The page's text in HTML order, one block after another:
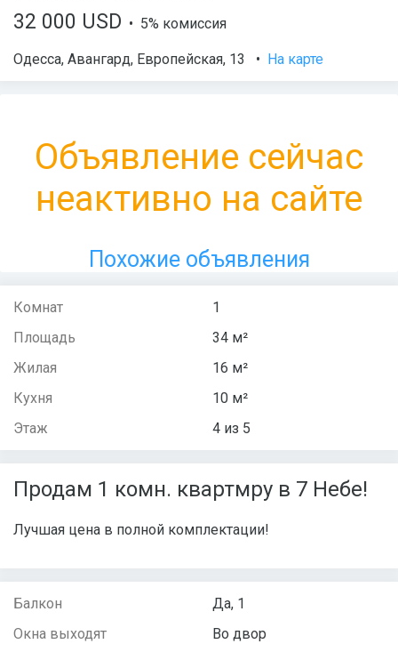
32 000 USD • 5% комиссия
Одесса, Авангард, Европейская, 13 • На карте
Объявление сейчас
неактивно на сайте
Похожие объявления
Комнат
1
Площадь
34 м²
Жилая
16 м²
Кухня
10 м²
Этаж
4 из 5
Продам 1 комн. квартмру в 7 Небе!
Лучшая цена в полной комплектации!
Балкон
Да, 1
Окна выходят
Во двор